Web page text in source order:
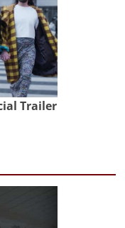
Trailer